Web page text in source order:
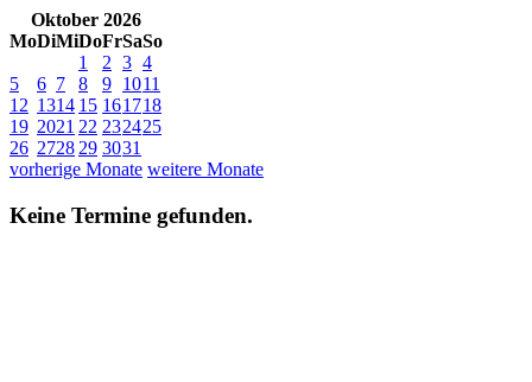
Oktober 2026
MoDiMiDoFrSaSo
1
2 3 4
5
6 7 8 9 1011
12 1314 15 161718
19 2021 22 232425
26 2728 29 3031
vorherige Monate weitere Monate
Keine Termine gefunden.